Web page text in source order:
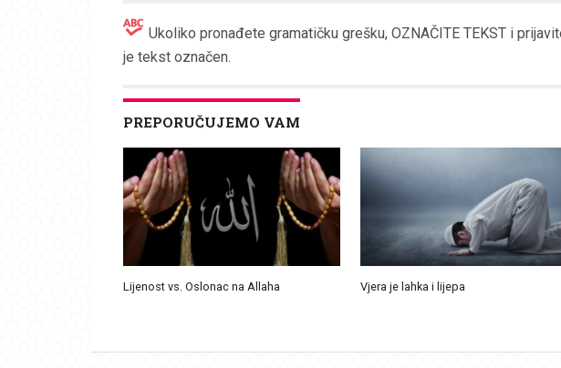
Ukoliko pronađete gramatičku grešku, OZNAČITE TEKST i
je tekst označen.
PREPORUČUJEMO VAM
Lijenost vs. Oslonac na Allaha Vjera je lahka i lijepa